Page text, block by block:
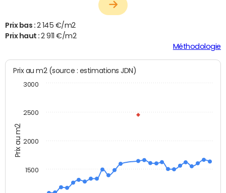
Prix bas : 2 145 €/m2
Prix haut :2 911 €/m2
Méthodologie
Prix au m2
Prix au m2 (source : estimations JDN)
1500
2000
2500
3000